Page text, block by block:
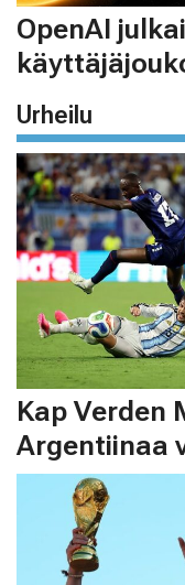
OpenAI
Urheilu
Kap Verden
Argentiinaa